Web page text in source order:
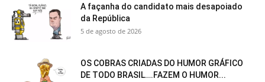
A façanha do candidato mais desapoiado
da República
5 de agosto de 2026
OS COBRAS CRIADAS DO HUMOR GRÁFICO
DE TODO BRASIL….FAZEM O HUMOR...